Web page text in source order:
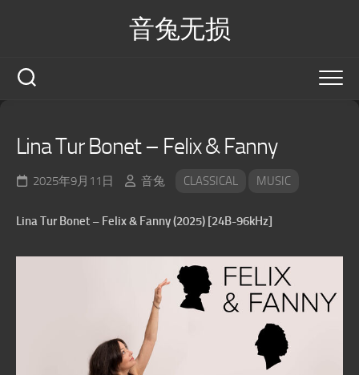
音兔无损
Lina Tur Bonet – Felix & Fanny
2025年9月11日 音兔 CLASSICAL MUSIC
Lina Tur Bonet – Felix & Fanny (2025) [24B-96kHz]